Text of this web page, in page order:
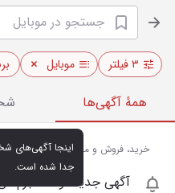
۳ فیلتر موبایل
همهٔ آگهی‌ها
جدا شده است.
خرید، فروش و مشاهده قیمت روز
آگهی جدید اومد خبرم